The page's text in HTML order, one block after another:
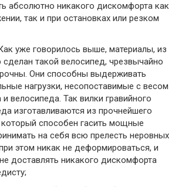
абсолютно никакого дискомфорта как
так и при остановках или резком
уже говорилось выше, материалы, из
сделан такой велосипед, чрезвычайно
Они способны выдерживать
нагрузки, несопоставимые с весом
и велосипеда. Так вилки гравийного
изготавливаются из прочнейшего
который способен гасить мощные
на себя всю прелесть неровных
этом никак не деформироваться, и
доставлять никакого дискомфорта